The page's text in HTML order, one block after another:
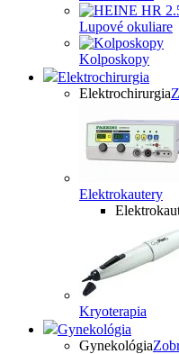
Lupové okuliare
Kolposkopy
Elektrochirurgia
Elektrochirurgia
Elektrokautery
Kryoterapia
Gynekológia
Gynekológia